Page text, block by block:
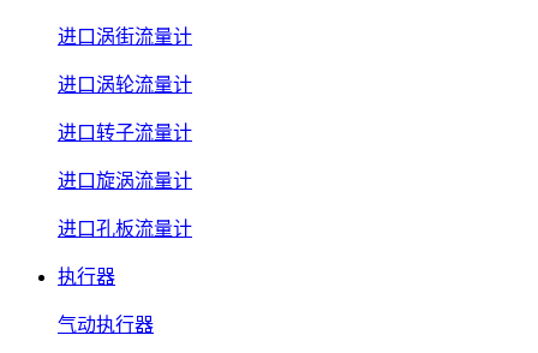
进口涡街流量计
进口涡轮流量计
进口转子流量计
进口旋涡流量计
进口孔板流量计
执行器
气动执行器